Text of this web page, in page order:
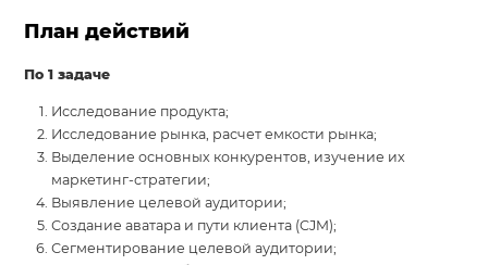
План действий
По 1 задаче
Исследование продукта;
Исследование рынка, расчет емкости рынка;
Выделение основных конкурентов, изучение их
маркетинг-стратегии;
Выявление целевой аудитории;
Создание аватара и пути клиента (CJM);
Сегментирование целевой аудитории;